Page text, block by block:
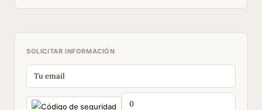
SOLICITAR INFORMACIÓN